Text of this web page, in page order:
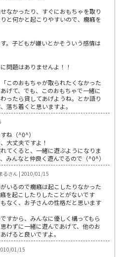
なかったり、すぐにおもちゃを取り
と何かと起こりやすいので、癇癪を
。子どもが嫌いとかそういう感情は
問題はありませんよ！！
このおもちゃが取られたくなかった
げて、でも、このおもちゃで一緒に
ったら貸してあげようね。とか語り
落ち着くと思いますよ。
ね（^0^）
大丈夫ですよ！
てくると、一緒に遊ぶようになりま
みんなと仲良く遊んでるので（^0^）
るさん | 2010/01/15
いるので癇癪は起こしたりなかった
を起こしたりしたことがないです
なく、お子さんの性格だと思います
すから、みんなに優しく構ってもら
わずに一緒に遊んであげて、他のお
げると良いですよ。
01/15